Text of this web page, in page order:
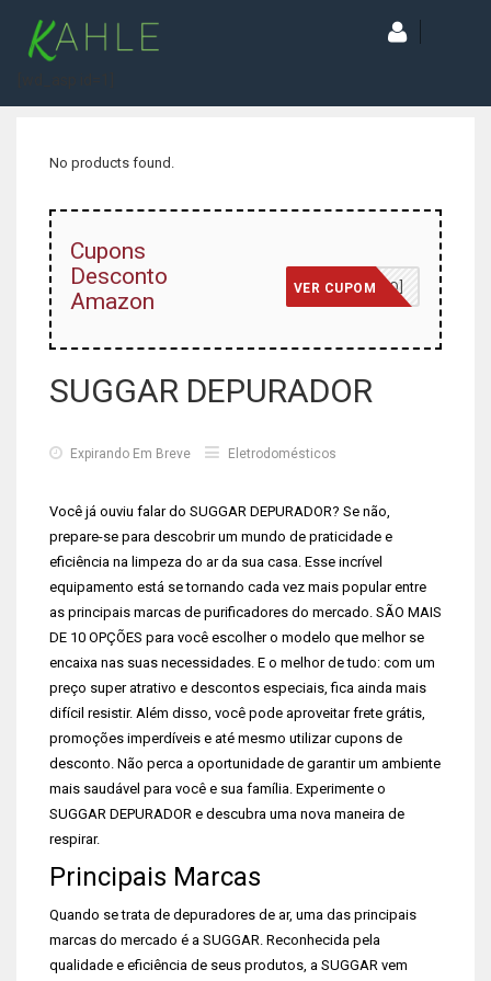
No products found.
Cupons
Desconto
Amazon
[JÁ INCLUSO]
VER CUPOM
SUGGAR DEPURADOR
Expirando Em Breve Eletrodomésticos
Você já ouviu falar do SUGGAR DEPURADOR? Se não,
prepare-se para descobrir um mundo de praticidade e
eficiência na limpeza do ar da sua casa. Esse incrível
equipamento está se tornando cada vez mais popular entre
as principais marcas de purificadores do mercado. SÃO MAIS
DE 10 OPÇÕES para você escolher o modelo que melhor se
encaixa nas suas necessidades. E o melhor de tudo: com um
preço super atrativo e descontos especiais, fica ainda mais
difícil resistir. Além disso, você pode aproveitar frete grátis,
promoções imperdíveis e até mesmo utilizar cupons de
desconto. Não perca a oportunidade de garantir um ambiente
mais saudável para você e sua família. Experimente o
SUGGAR DEPURADOR e descubra uma nova maneira de
respirar.
Principais Marcas
Quando se trata de depuradores de ar, uma das principais
marcas do mercado é a SUGGAR. Reconhecida pela
qualidade e eficiência de seus produtos, a SUGGAR vem